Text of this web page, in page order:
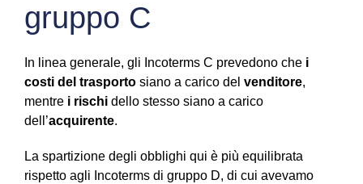
gruppo C
In linea generale, gli Incoterms C prevedono che i
costi del trasporto siano a carico del venditore,
mentre i rischi dello stesso siano a carico
dell’acquirente.
La spartizione degli obblighi qui è più equilibrata
rispetto agli Incoterms di gruppo D, di cui avevamo